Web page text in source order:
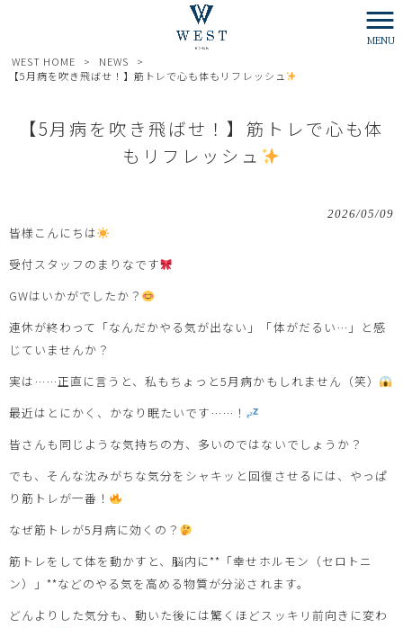
MENU
WEST HOME > NEWS
>
【5月病を吹き飛ばせ！】筋トレで心も体もリフレッシュ
【5月病を吹き飛ばせ！】筋トレで心も体
もリフレッシュ
2026/05/09
皆様こんにちは
受付スタッフのまりなです
GWはいかがでしたか？
連休が終わって「なんだかやる気が出ない」「体がだるい…」と感
じていませんか？
実は……正直に言うと、私もちょっと5月病かもしれません（笑）
最近はとにかく、かなり眠たいです……！
皆さんも同じような気持ちの方、多いのではないでしょうか？
でも、そんな沈みがちな気分をシャキッと回復させるには、やっぱ
り筋トレが一番！
なぜ筋トレが5月病に効くの？
筋トレをして体を動かすと、脳内に**「幸せホルモン（セロトニ
ン）」**などのやる気を高める物質が分泌されます。
どんよりした気分も、動いた後には驚くほどスッキリ前向きに変わ